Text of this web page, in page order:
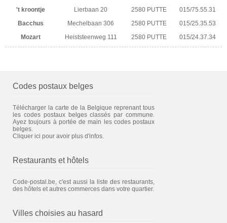
't kroontje
Lierbaan 20 2580 PUTTE
015/75.55.31
Bacchus
Mechelbaan 306 2580 PUTTE
015/25.35.53
Mozart
Heiststeenweg 111 2580 PUTTE 015/24.37.34
Codes postaux belges
Télécharger la carte de la Belgique reprenant tous
les codes postaux belges classés par commune.
Ayez toujours à portée de main les codes postaux
belges.
Cliquer ici pour avoir plus d'infos.
Restaurants et hôtels
Code-postal.be, c'est aussi la liste des restaurants,
des hôtels et autres commerces dans votre quartier.
Villes choisies au hasard